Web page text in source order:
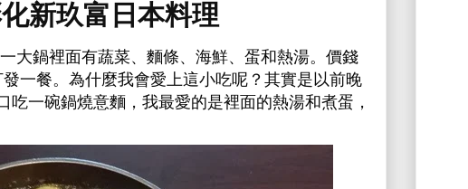
新玖富日本料理
大鍋裡面有蔬菜、麵條、海鮮、蛋和熱湯。價錢
一餐。為什麼我會愛上這小吃呢？其實是以前晚
吃一碗鍋燒意麵，我最愛的是裡面的熱湯和煮蛋，